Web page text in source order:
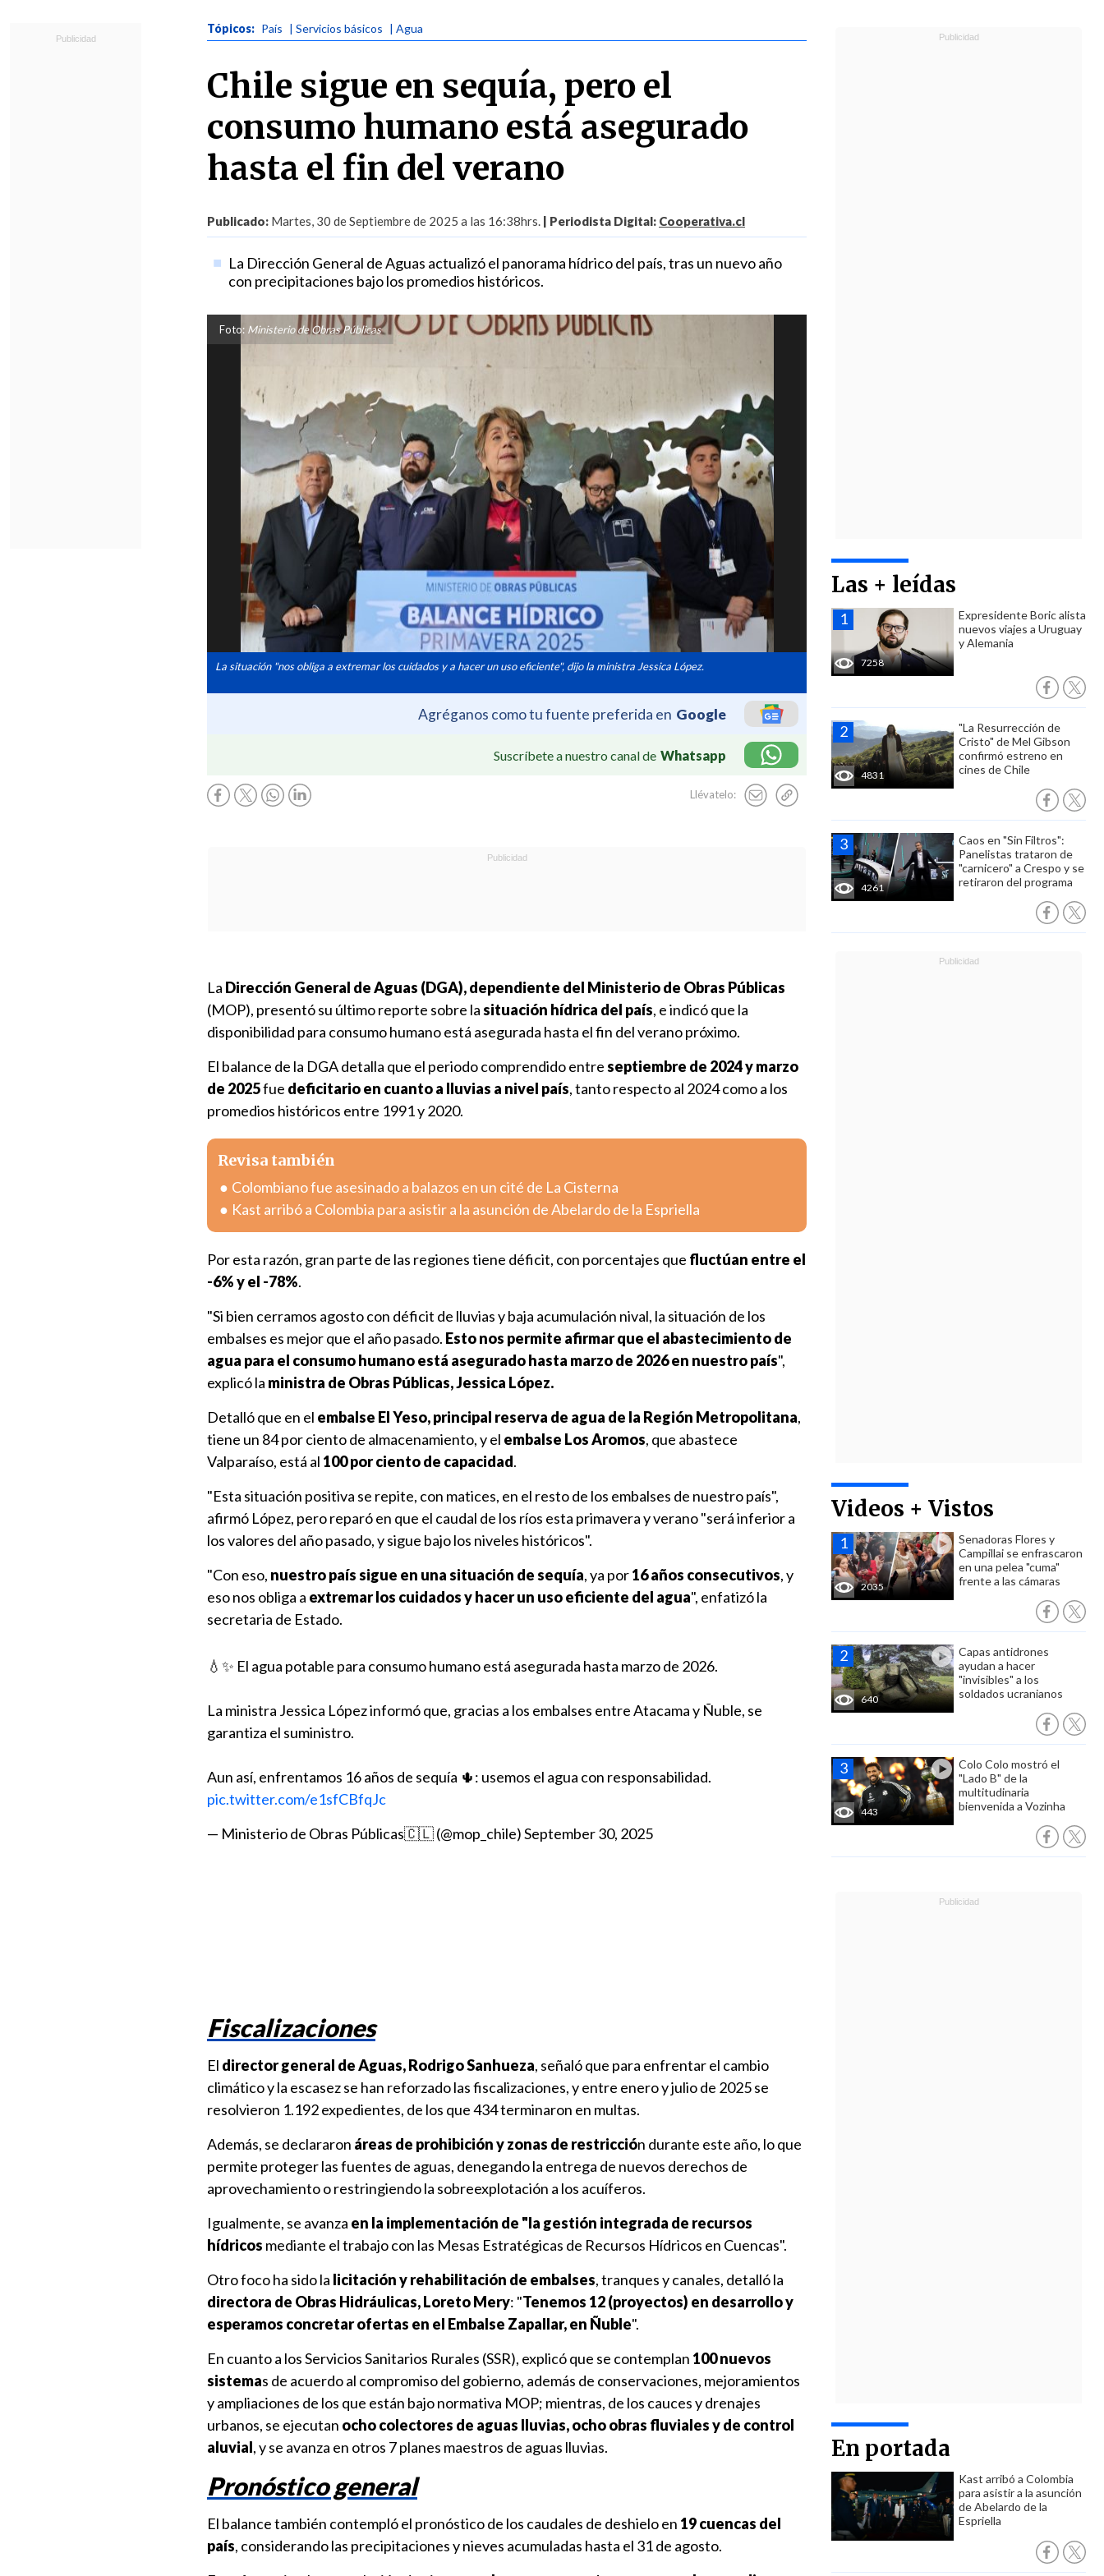
Tópicos: País | Servicios básicos | Agua
Chile sigue en sequía, pero el
consumo humano está asegurado
hasta el fin del verano
Publicado: Martes, 30 de Septiembre de 2025 a las 16:38hrs. | Periodista Digital: Cooperativa.cl
La Dirección General de Aguas actualizó el panorama hídrico del país, tras un nuevo año
con precipitaciones bajo los promedios históricos.
Foto: Ministerio de Obras Públicas
La situación "nos obliga a extremar los cuidados y a hacer un uso eficiente", dijo la ministra Jessica López.
Agréganos como tu fuente preferida en Google
Suscríbete a nuestro canal de Whatsapp
Llévatelo:
Las + leídas
7258
Expresidente Boric alista
nuevos viajes a Uruguay
y Alemania
4831
"La Resurrección de
Cristo" de Mel Gibson
confirmó estreno en
cines de Chile
4261
Caos en "Sin Filtros":
Panelistas trataron de
"carnicero" a Crespo y se
retiraron del programa
Videos + Vistos
2035
Senadoras Flores y
Campillai se enfrascaron
en una pelea "cuma"
frente a las cámaras
640
Capas antidrones
ayudan a hacer
"invisibles" a los
soldados ucranianos
443
Colo Colo mostró el
"Lado B" de la
multitudinaria
bienvenida a Vozinha
En portada
Kast arribó a Colombia
para asistir a la asunción
de Abelardo de la
Espriella
La Dirección General de Aguas (DGA), dependiente del Ministerio de Obras Públicas
(MOP), presentó su último reporte sobre lasituación hídrica del país, e indicó que la
disponibilidad para consumo humano está asegurada hasta el fin del verano próximo.
El balance de la DGA detalla que el periodo comprendido entreseptiembre de 2024 y marzo
de 2025fue deficitario en cuanto a lluvias a nivel país, tanto respecto al 2024 como a los
promedios históricos entre 1991 y 2020.
Revisa también
Colombiano fue asesinado a balazos en un cité de La Cisterna
Kast arribó a Colombia para asistir a la asunción de Abelardo de la Espriella
Por esta razón, gran parte de las regiones tiene déficit, con porcentajes que fluctúan entre el
-6% y el -78%.
"Si bien cerramos agosto con déficit de lluvias y baja acumulación nival, la situación de los
embalses es mejor que el año pasado. Esto nos permite afirmar que el abastecimiento de
agua para el consumo humano está asegurado hasta marzo de 2026 en nuestro país",
explicó la ministra de Obras Públicas,Jessica López.
Detalló que en el embalse El Yeso, principal reserva de agua de la Región Metropolitana,
tiene un 84 por ciento de almacenamiento, y el embalse Los Aromos, que abastece
Valparaíso, está al 100 por ciento de capacidad.
"Esta situación positiva se repite, con matices, en el resto de los embalses de nuestro país",
afirmó López, pero reparó en que el caudal de los ríos esta primavera y verano "será inferior a
los valores del año pasado, y sigue bajo los niveles históricos".
"Con eso, nuestro país sigue en una situación de sequía, ya por16 años consecutivos, y
eso nos obliga a extremar los cuidados y hacer un uso eficiente del agua", enfatizó la
secretaria de Estado.
💧✨ El agua potable para consumo humano está asegurada hasta marzo de 2026.
La ministra Jessica López informó que, gracias a los embalses entre Atacama y Ñuble, se
garantiza el suministro.
Aun así, enfrentamos 16 años de sequía 🌵: usemos el agua con responsabilidad.
pic.twitter.com/e1sfCBfqJc
— Ministerio de Obras Públicas🇨🇱 (@mop_chile)September 30, 2025
Fiscalizaciones
El director general de Aguas, Rodrigo Sanhueza, señaló que para enfrentar el cambio
climático y la escasez se han reforzado las fiscalizaciones, y entre enero y julio de 2025 se
resolvieron 1.192 expedientes, de los que 434 terminaron en multas.
Además, se declararon áreas de prohibición y zonas de restricción durante este año, lo que
permite proteger las fuentes de aguas, denegando la entrega de nuevos derechos de
aprovechamiento o restringiendo la sobreexplotación a los acuíferos.
Igualmente, se avanza en la implementación de "la gestión integrada de recursos
hídricos mediante el trabajo con las Mesas Estratégicas de Recursos Hídricos en Cuencas".
Otro foco ha sido la licitación y rehabilitación de embalses, tranques y canales, detalló la
directora de Obras Hidráulicas, Loreto Mery: "Tenemos 12 (proyectos) en desarrollo y
esperamos concretar ofertas en el Embalse Zapallar, en Ñuble".
En cuanto a los Servicios Sanitarios Rurales (SSR), explicó que se contemplan 100 nuevos
sistemas de acuerdo al compromiso del gobierno, además de conservaciones, mejoramientos
y ampliaciones de los que están bajo normativa MOP; mientras, de los cauces y drenajes
urbanos, se ejecutan ocho colectores de aguas lluvias, ocho obras fluviales y de control
aluvial, y se avanza en otros 7 planes maestros de aguas lluvias.
Pronóstico general
El balance también contempló el pronóstico de los caudales de deshielo en 19 cuencas del
país, considerando las precipitaciones y nieves acumuladas hasta el 31 de agosto.